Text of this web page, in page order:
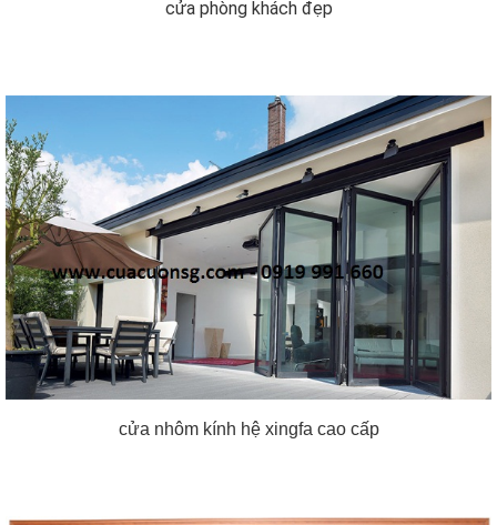
cửa phòng khách đẹp
cửa nhôm kính hệ xingfa cao cấp